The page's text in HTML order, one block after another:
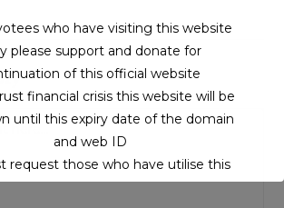
who have visiting this website
please support and donate for
of this official website
financial crisis this website will be
until this expiry date of the domain
and web ID
request those who have utilise this
support to continue this service.